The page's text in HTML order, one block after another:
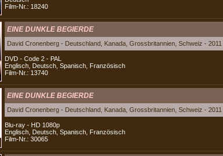
Film-Nr.: 18240
EINE DUNKLE BEGIERDE
David Cronenberg - Deutschland, Kanada, Grossbritannien, Schweiz - 2011
DVD - Code 2 - PAL
Englisch, Deutsch, Spanisch, Französisch
Film-Nr.: 13740
EINE DUNKLE BEGIERDE
David Cronenberg - Deutschland, Kanada, Grossbritannien, Schweiz - 2011
Blu-ray - HD 1080p
Englisch, Deutsch, Spanisch, Französisch
Film-Nr.: 30065